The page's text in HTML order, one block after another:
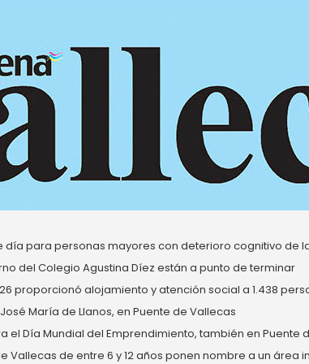
día para personas mayores con deterioro cognitivo de
del Colegio Agustina Díez están a punto de terminar
proporcionó alojamiento y atención social a 1.438
María de Llanos, en Puente de Vallecas
el Día Mundial del Emprendimiento, también en Puente
Vallecas de entre 6 y 12 años ponen nombre a un área